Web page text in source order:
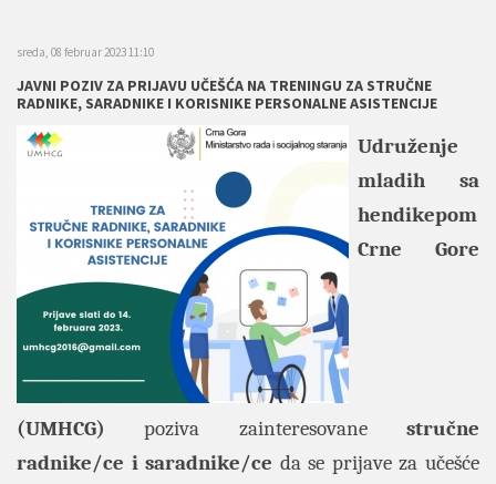
sreda, 08 februar 2023 11:10
JAVNI POZIV ZA PRIJAVU UČEŠĆA NA TRENINGU ZA STRUČNE
RADNIKE, SARADNIKE I KORISNIKE PERSONALNE ASISTENCIJE
Udruženje
mladih sa
hendikepom
Crne Gore
(UMHCG) poziva zainteresovane stručne
radnike/ce i saradnike/ce da se prijave za učešće